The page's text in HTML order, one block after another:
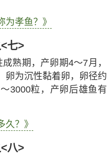
为孝鱼？》
七>
熟期，产卵期4～7月，
卵为沉性黏着卵，卵径约
3000粒，产卵后雄鱼有
久？》
八>